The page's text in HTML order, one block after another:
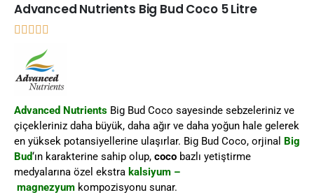
Advanced Nutrients Big Bud Coco 5 Litre
Advanced Nutrients Big Bud Coco sayesinde sebzeleriniz ve
çiçekleriniz daha büyük, daha ağır ve daha yoğun hale gelerek
en yüksek potansiyellerine ulaşırlar. Big Bud Coco, orjinal Big
Bud‘ın karakterine sahip olup, coco bazlı yetiştirme
medyalarına özel ekstra kalsiyum –
magnezyum kompozisyonu sunar.